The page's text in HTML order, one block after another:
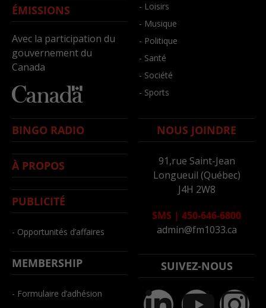
ÉMISSIONS
Avec la participation du
gouvernement du
Canada
- Loisirs
- Musique
- Politique
- Santé
- Société
- Sports
BINGO RADIO
À PROPOS
PUBLICITÉ
- Opportunités d’affaires
MEMBERSHIP
- Formulaire d’adhésion
NOUS JOINDRE
91,rue Saint-Jean
Longueuil (Québec)
J4H 2W8
SMS | 450-646-6800
admin@fm1033.ca
SUIVEZ-NOUS